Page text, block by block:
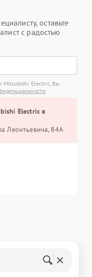
оставьте
с радостью
Mitsubishi Electric, Вы
Electric в
Леонтьевича, 84А